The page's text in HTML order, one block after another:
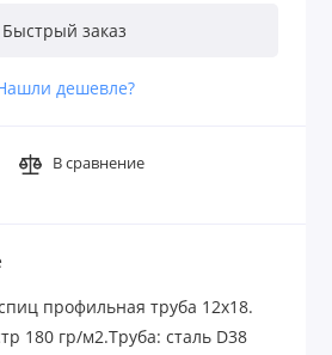
Быстрый заказ
дешевле?
В сравнение
профильная труба 12х18.
180 гр/м2.Труба: сталь D38